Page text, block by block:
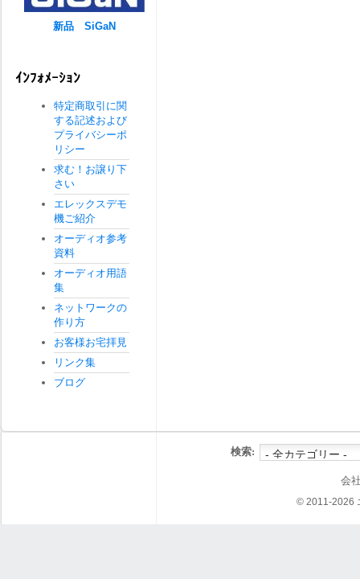
新品 SiGaN
ｲﾝﾌｫﾒｰｼｮﾝ
特定商取引に関
する記述および
プライバシーポ
リシー
求む！お譲り下
さい
エレックスデモ
機ご紹介
オーディオ参考
資料
オーディオ用語
集
ネットワークの
作り方
お客様お宅拝見
リンク集
ブログ
検索:
会
© 2011-2026